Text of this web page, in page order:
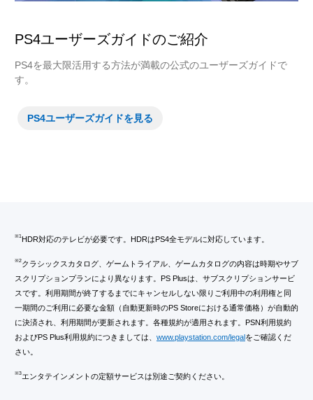
PS4ユーザーズガイドのご紹介
PS4を最大限活用する方法が満載の公式のユーザーズガイドで
す。
PS4ユーザーズガイドを見る
※1 HDR対応のテレビが必要です。HDRはPS4全モデルに対応しています。
※2クラシックスカタログ、ゲームトライアル、ゲームカタログの内容は時期やサブ
スクリプションプランにより異なります。PS Plusは、サブスクリプションサービ
スです。利用期間が終了するまでにキャンセルしない限りご利用中の利用権と同
一期間のご利用に必要な金額（自動更新時のPS Storeにおける通常価格）が自動的
に決済され、利用期間が更新されます。各種規約が適用されます。PSN利用規約
およびPS Plus利用規約につきましては、 www.playstation.com/legal をご確認くだ
さい。
※3エンタテインメントの定額サービスは別途ご契約ください。